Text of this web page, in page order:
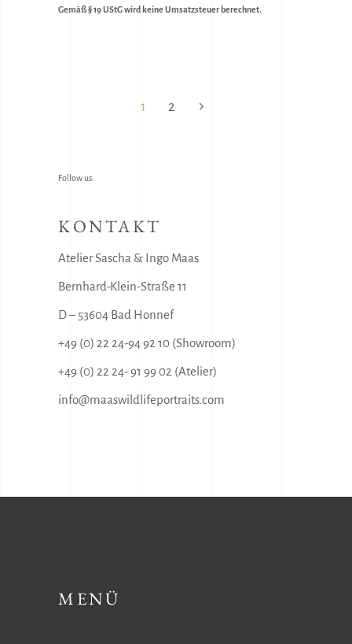
Gemäß § 19 UStG wird keine Umsatzsteuer berechnet.
1 2
Follow us:
KONTAKT
Atelier Sascha & Ingo Maas
Bernhard-Klein-Straße 11
D – 53604 Bad Honnef
+49 (0) 22 24-94 92 10 (Showroom)
+49 (0) 22 24- 91 99 02 (Atelier)
info@maaswildlifeportraits.com
MENÜ